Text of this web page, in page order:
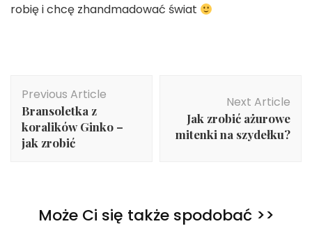
robię i chcę zhandmadować świat
Navigation
Previous Article
Bransoletka z
koralików Ginko –
jak zrobić
Next Article
Jak zrobić ażurowe
mitenki na szydełku?
Może Ci się także spodobać >>